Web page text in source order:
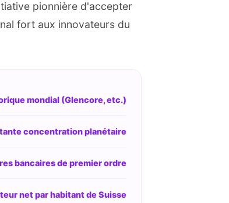
pionnière d'accepter
fort aux innovateurs du
mondial (Glencore, etc.)
concentration planétaire
bancaires de premier ordre
net par habitant de Suisse